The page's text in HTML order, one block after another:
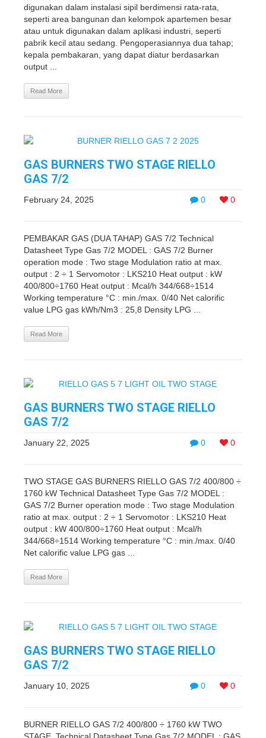
digunakan dalam instalasi sipil berdimensi rata-rata,
seperti area bangunan dan kelompok apartemen besar
atau untuk digunakan dalam aplikasi industri, seperti
pabrik kecil atau sedang. Pengoperasiannya dua tahap;
kepala pembakaran, yang dapat diatur berdasarkan
output ...
Read More
GAS BURNERS TWO STAGE RIELLO
GAS 7/2
0 0
February 24, 2025
PEMBAKAR GAS (DUA TAHAP) GAS 7/2 Technical
Datasheet Type Gas 7/2 MODEL : GAS 7/2 Burner
operation mode : Two stage Modulation ratio at max.
output : 2 ÷ 1 Servomotor : LKS210 Heat output : kW
400/800÷1760 Heat output : Mcal/h 344/668÷1514
Working temperature °C : min./max. 0/40 Net calorific
value LPG gas kWh/Nm3 : 25,8 Density LPG ...
Read More
GAS BURNERS TWO STAGE RIELLO
GAS 7/2
0 0
January 22, 2025
TWO STAGE GAS BURNERS RIELLO GAS 7/2 400/800 ÷
1760 kW Technical Datasheet Type Gas 7/2 MODEL :
GAS 7/2 Burner operation mode : Two stage Modulation
ratio at max. output : 2 ÷ 1 Servomotor : LKS210 Heat
output : kW 400/800÷1760 Heat output : Mcal/h
344/668÷1514 Working temperature °C : min./max. 0/40
Net calorific value LPG gas ...
Read More
GAS BURNERS TWO STAGE RIELLO
GAS 7/2
0 0
January 10, 2025
BURNER RIELLO GAS 7/2 400/800 ÷ 1760 kW TWO